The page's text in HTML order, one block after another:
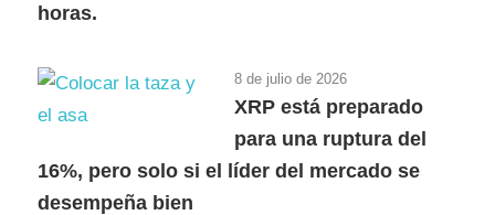
horas.
8 de julio de 2026
XRP está preparado
para una ruptura del
16%, pero solo si el líder del mercado se
desempeña bien